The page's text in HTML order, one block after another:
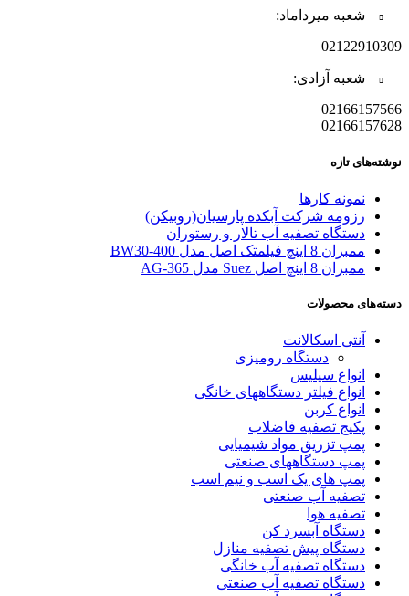
شعبه میرداماد:
02122910309
شعبه آزادی:
02166157566
02166157628
نوشته‌های تازه
نمونه کارها
رزومه شرکت آبکده پارسیان(روبیکن)
دستگاه تصفیه آب تالار و رستوران
ممبران 8 اینچ فیلمتک اصل مدل BW30-400
ممبران 8 اینچ اصل Suez مدل AG-365
دسته‌های محصولات
آنتی اسکالانت
دستگاه رومیزی
انواع سیلیس
انواع فیلتر دستگاههای خانگی
انواع کربن
پکیج تصفیه فاضلاب
پمپ تزریق مواد شیمیایی
پمپ دستگاههای صنعتی
پمپ های یک اسب و نیم اسب
تصفیه آب صنعتی
تصفیه هوا
دستگاه آبسرد کن
دستگاه پیش تصفیه منازل
دستگاه تصفیه آب خانگی
دستگاه تصفیه آب صنعتی